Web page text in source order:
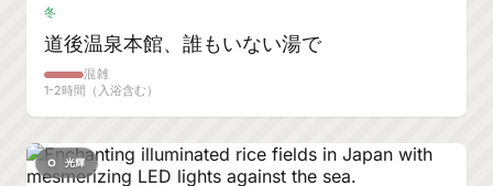
冬
道後温泉本館、誰もいない湯で
混雑
1-2時間（入浴含む）
光輝